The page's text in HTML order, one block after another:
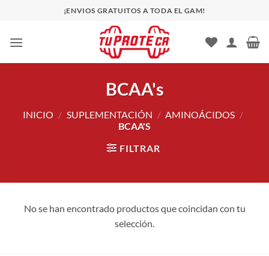
contenido
¡ENVIOS GRATUITOS A TODA EL GAM!
BCAA's
INICIO / SUPLEMENTACIÓN / AMINOÁCIDOS /
BCAA'S
FILTRAR
No se han encontrado productos que coincidan con tu
selección.